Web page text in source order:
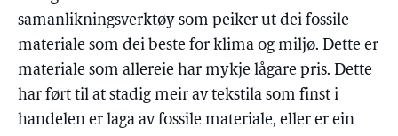
samanlikningsverktøy som peiker ut dei fossile
materiale som dei beste for klima og miljø. Dette er
materiale som allereie har mykje lågare pris. Dette
har ført til at stadig meir av tekstila som finst i
handelen er laga av fossile materiale, eller er ein